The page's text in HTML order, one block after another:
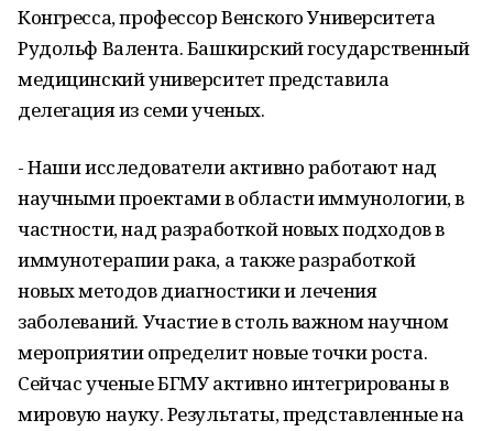
Конгресса, профессор Венского Университета
Рудольф Валента. Башкирский государственный
медицинский университет представила
делегация из семи ученых.
- Наши исследователи активно работают над
научными проектами в области иммунологии, в
частности, над разработкой новых подходов в
иммунотерапии рака, а также разработкой
новых методов диагностики и лечения
заболеваний. Участие в столь важном научном
мероприятии определит новые точки роста.
Сейчас ученые БГМУ активно интегрированы в
мировую науку. Результаты, представленные на